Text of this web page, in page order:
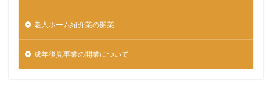
老人ホーム紹介業の開業
成年後見事業の開業について